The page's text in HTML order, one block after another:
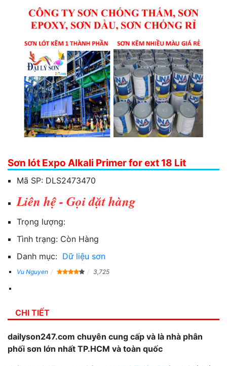
Sơn lót Expo Alkali Primer for ext 18 Lit
Mã SP: DLS2473470
Liên hệ - Gọi đặt hàng
Trọng lượng:
Tình trạng: Còn Hàng
Danh mục: Dữ liệu sơn
Vu Nguyen 3,725
CHI TIẾT
dailyson247.com chuyên cung cấp và là nhà phân
phối sơn lớn nhất TP.HCM và toàn quốc